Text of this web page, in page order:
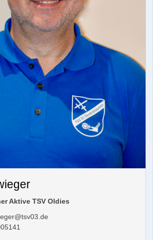
Aktive TSV Oldies